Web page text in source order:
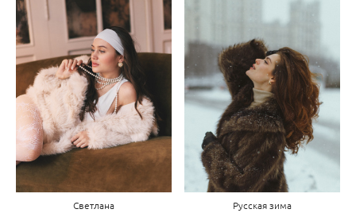
Светлана Русская зима